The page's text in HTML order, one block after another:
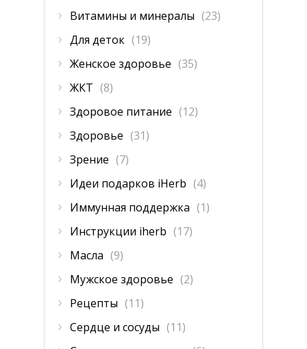
Витамины и минералы (23)
Для деток (19)
Женское здоровье (35)
ЖКТ (8)
Здоровое питание (12)
Здоровье (31)
Зрение (7)
Идеи подарков iHerb (4)
Иммунная поддержка (1)
Инструкции iherb (17)
Масла (9)
Мужское здоровье (2)
Рецепты (11)
Сердце и сосуды (11)